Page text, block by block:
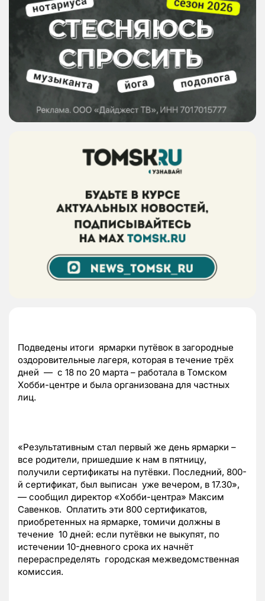
Подведены итоги ярмарки путёвок в загородные
оздоровительные лагеря, которая в течение трёх
дней — с 18 по 20 марта – работала в Томском
Хобби-центре и была организована для частных
лиц.
«Результативным стал первый же день ярмарки –
все родители, пришедшие к нам в пятницу,
получили сертификаты на путёвки. Последний, 800-
й сертификат, был выписан уже вечером, в 17.30»,
— сообщил директор «Хобби-центра» Максим
Савенков. Оплатить эти 800 сертификатов,
приобретенных на ярмарке, томичи должны в
течение 10 дней: если путёвки не выкупят, по
истечении 10-дневного срока их начнёт
перераспределять городская межведомственная
комиссия.